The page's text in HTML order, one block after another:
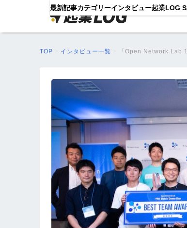
最新記事カテゴリーインタビュー起業LOG
TOP インタビュー一覧 「Open Network Lab